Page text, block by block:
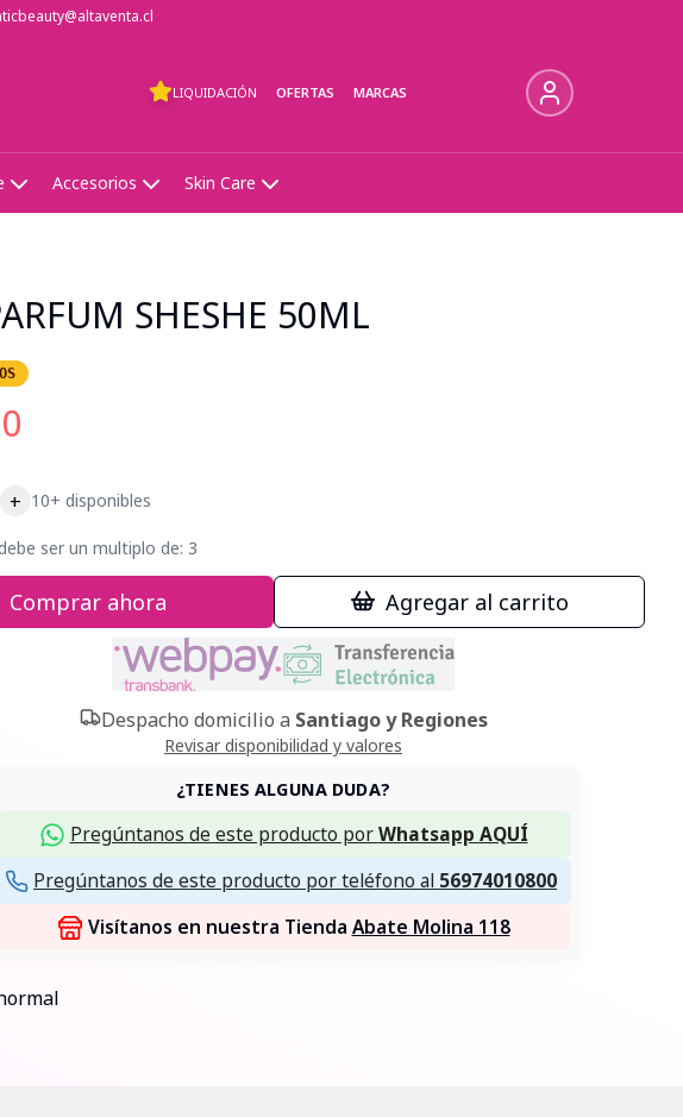
LIQUIDACIÓN OFERTAS MARCAS
Accesorios Skin Care
SHESHE 50ML
+ 10+ disponibles
ser un multiplo de: 3
Comprar ahora Agregar al carrito
Despacho domicilio a Santiago y Regiones
Revisar disponibilidad y valores
¿TIENES ALGUNA DUDA?
Pregúntanos de este producto porWhatsapp AQUÍ
Pregúntanos de este producto por teléfono al 56974010800
Visítanos en nuestra Tienda Abate Molina 118